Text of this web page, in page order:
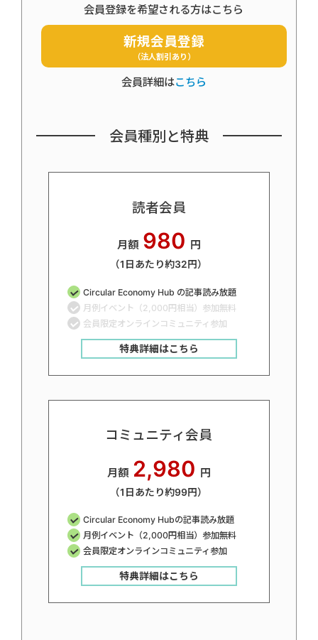
会員登録を希望される方はこちら
新規会員登録
（法人割引あり）
会員詳細はこちら
会員種別と特典
読者会員
月額 980 円
（1日あたり約32円）
Circular Economy Hub の記事読み放題
月例イベント（2,000円相当）参加無料
会員限定オンラインコミュニティ参加
特典詳細はこちら
コミュニティ会員
月額 2,980 円
（1日あたり約99円）
Circular Economy Hubの記事読み放題
月例イベント（2,000円相当）参加無料
会員限定オンラインコミュニティ参加
特典詳細はこちら